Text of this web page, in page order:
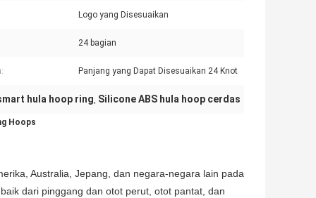
Logo yang Disesuaikan
24 bagian
Panjang yang Dapat Disesuaikan 24 Knot
hula hoop ring, Silicone ABS hula hoop cerdas
Hoops
Australia, Jepang, dan negara-negara lain pada
dari pinggang dan otot perut, otot pantat, dan